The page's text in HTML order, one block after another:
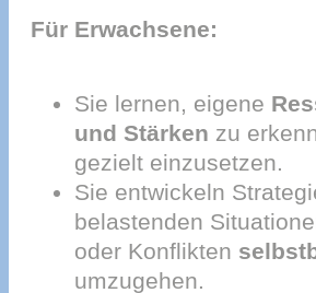
Für Erwachsene:
Sie lernen, eigene
und Stärken zu
gezielt einzusetzen.
Sie entwickeln
belastenden
oder Konflikten
umzugehen.